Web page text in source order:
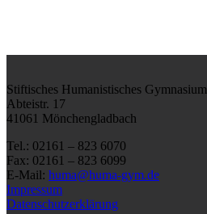
Stiftisches Humanistisches Gymnasium
Abteistr. 17
41061 Mönchengladbach
Tel.: 02161 – 823 6070
Fax: 02161 – 823 6099
E-Mail: huma@huma-gym.de
Impressum
Datenschutzerklärung